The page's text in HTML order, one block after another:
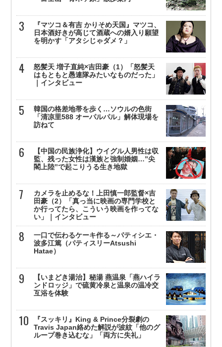
『マツコ＆有吉 かりそめ天国』マツコ、
日本酒好きが高じて酒蔵への婿入り願望
を明かす「アタシじゃダメ？」
怒髪天 増子直純×吉田豪（1）「怒髪天
はもともと愚連隊みたいなものだった」
｜インタビュー
韓国の格差地帯を歩く…ソウルの色街
「清凉里588 オーパルパル」解体現場を
訪ねて
【中国の民族浄化】ウイグル人男性は収
監、残った女性は漢族と強制婚姻…”尖
閣上陸”で起こりうる生き地獄
カメラを止めるな！上田慎一郎監督×吉
田豪（2）「真っ当に映画の専門学校と
か行ってたら、こういう映画を作ってな
い」｜インタビュー
一口で伝わるケーキ作る～パティシエ・
波多江篤（パティスリーAtsushi
Hatae）
【いまどき湯治】秘湯 燕温泉「燕ハイラ
ンドロッジ」で硫黄冷泉と温泉の温冷交
互浴を体験
『スッキリ』King & Prince分裂劇の
Travis Japan絡めた解説が波紋「他のグ
ループ巻き込むな」「両方に失礼」